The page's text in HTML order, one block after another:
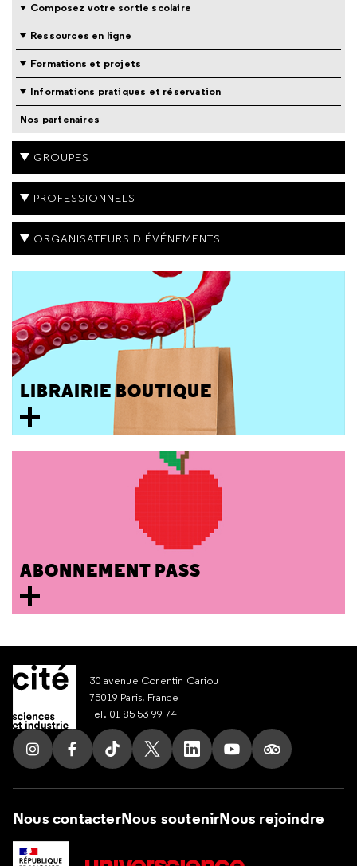
Composez votre sortie scolaire
Ressources en ligne
Formations et projets
Informations pratiques et réservation
Nos partenaires
GROUPES
PROFESSIONNELS
ORGANISATEURS D'ÉVÉNEMENTS
LIBRAIRIE BOUTIQUE
ABONNEMENT PASS
30 avenue Corentin Cariou
75019 Paris, France
Tel. 01 85 53 99 74
Suivez nous sur Instagram
Suivez nous sur Facebook
Suivez nous sur Tik Tok
Suivez nous sur X
Suivez nous sur LinkedIn
Suivez nous sur
Suivez nous
Nous contacterNous soutenirNous rejoindre